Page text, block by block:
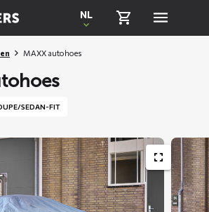
NL
MAXX autohoes
SEDAN-FIT